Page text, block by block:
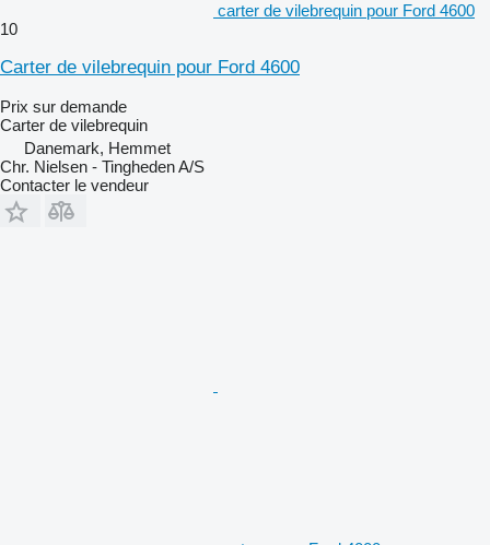
carter de vilebrequin pour Ford 4600
10
Carter de vilebrequin pour Ford 4600
Prix sur demande
Carter de vilebrequin
Danemark, Hemmet
Chr. Nielsen - Tingheden A/S
Contacter le vendeur